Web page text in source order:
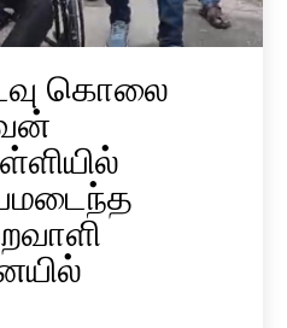
கொலை